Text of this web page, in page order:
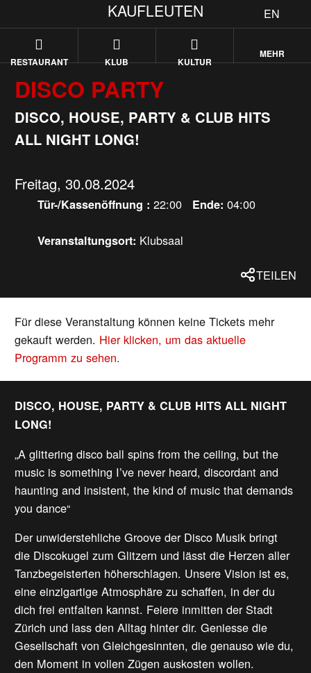
EN
KAUFLEUTEN
RESTAURANT KLUB KULTUR
MEHR
DISCO PARTY
DISCO, HOUSE, PARTY & CLUB HITS
ALL NIGHT LONG!
Freitag, 30.08.2024
Tür-/Kassenöffnung : 22:00 Ende: 04:00
Veranstaltungsort: Klubsaal
TEILEN
Für diese Veranstaltung können keine Tickets mehr
gekauft werden. Hier klicken, um das aktuelle
Programm zu sehen.
DISCO, HOUSE, PARTY & CLUB HITS ALL NIGHT
LONG!
„A glittering disco ball spins from the ceiling, but the
music is something I’ve never heard, discordant and
haunting and insistent, the kind of music that demands
you dance“
Der unwiderstehliche Groove der Disco Musik bringt
die Discokugel zum Glitzern und lässt die Herzen aller
Tanzbegeisterten höherschlagen. Unsere Vision ist es,
eine einzigartige Atmosphäre zu schaffen, in der du
dich frei entfalten kannst. Feiere inmitten der Stadt
Zürich und lass den Alltag hinter dir. Geniesse die
Gesellschaft von Gleichgesinnten, die genauso wie du,
den Moment in vollen Zügen auskosten wollen.